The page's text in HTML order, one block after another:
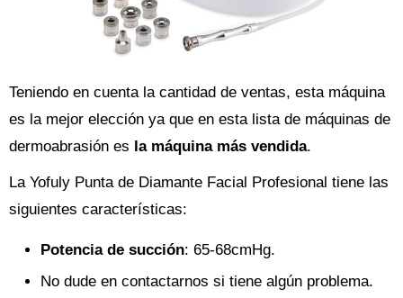
Teniendo en cuenta la cantidad de ventas, esta máquina
es la mejor elección ya que en esta lista de máquinas de
dermoabrasión es la máquina más vendida.
La Yofuly Punta de Diamante Facial Profesional tiene las
siguientes características:
Potencia de succión: 65-68cmHg.
No dude en contactarnos si tiene algún problema.